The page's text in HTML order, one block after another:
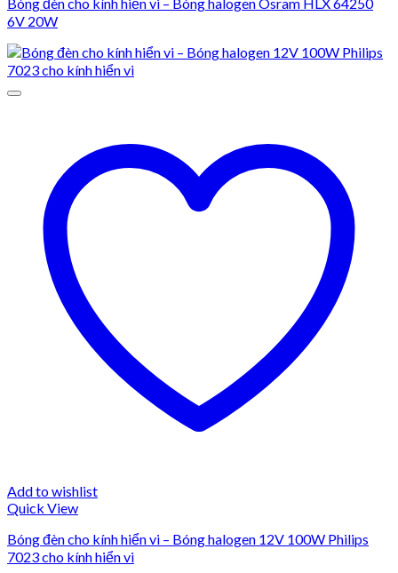
6V 20W
Add to wishlist
Quick View
Bóng đèn cho kính hiển vi – Bóng halogen 12V 100W Philips
7023 cho kính hiển vi